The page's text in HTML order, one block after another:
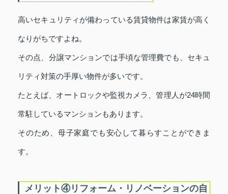
高いセキュリティが備わっている賃貸物件は家賃が高く
なりがちですよね。
その点、分譲マンションでは手頃な管理費でも、セキュ
リティ対策の手厚い物件が多いです。
たとえば、オートロックや監視カメラ、管理人が24時間
常駐しているマンションもあります。
そのため、母子家庭でも安心して暮らすことができま
す。
メリット④リフォーム・リノベーションの自